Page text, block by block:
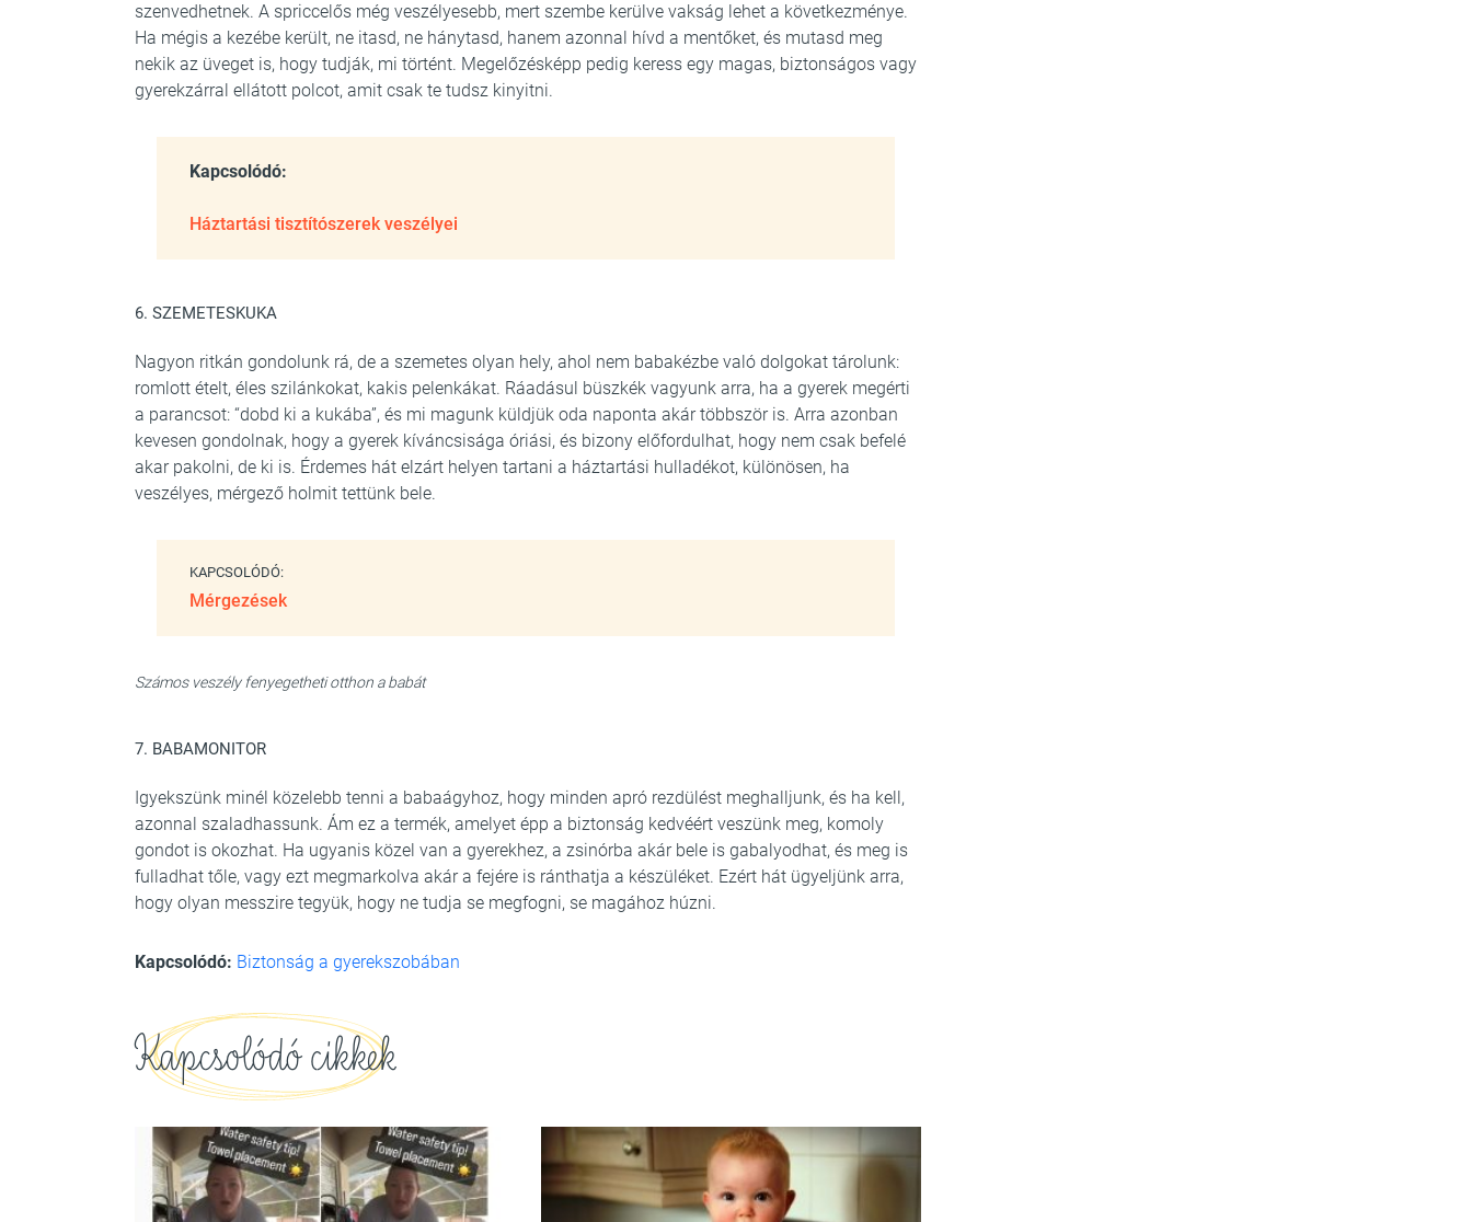
szenvedhetnek. A spriccelős még veszélyesebb, mert szembe kerülve vakság lehet a következménye.
Ha mégis a kezébe került, ne itasd, ne hánytasd, hanem azonnal hívd a mentőket, és mutasd meg
nekik az üveget is, hogy tudják, mi történt. Megelőzésképp pedig keress egy magas, biztonságos vagy
gyerekzárral ellátott polcot, amit csak te tudsz kinyitni.
Kapcsolódó:
Háztartási tisztítószerek veszélyei
6. SZEMETESKUKA
Nagyon ritkán gondolunk rá, de a szemetes olyan hely, ahol nem babakézbe való dolgokat tárolunk:
romlott ételt, éles szilánkokat, kakis pelenkákat. Ráadásul büszkék vagyunk arra, ha a gyerek megérti
a parancsot: “dobd ki a kukába”, és mi magunk küldjük oda naponta akár többször is. Arra azonban
kevesen gondolnak, hogy a gyerek kíváncsisága óriási, és bizony előfordulhat, hogy nem csak befelé
akar pakolni, de ki is. Érdemes hát elzárt helyen tartani a háztartási hulladékot, különösen, ha
veszélyes, mérgező holmit tettünk bele.
KAPCSOLÓDÓ:
Mérgezések
Számos veszély fenyegetheti otthon a babát
7. BABAMONITOR
Igyekszünk minél közelebb tenni a babaágyhoz, hogy minden apró rezdülést meghalljunk, és ha kell,
azonnal szaladhassunk. Ám ez a termék, amelyet épp a biztonság kedvéért veszünk meg, komoly
gondot is okozhat. Ha ugyanis közel van a gyerekhez, a zsinórba akár bele is gabalyodhat, és meg is
fulladhat tőle, vagy ezt megmarkolva akár a fejére is ránthatja a készüléket. Ezért hát ügyeljünk arra,
hogy olyan messzire tegyük, hogy ne tudja se megfogni, se magához húzni.
Kapcsolódó: Biztonság a gyerekszobában
Kapcsolódó cikkek